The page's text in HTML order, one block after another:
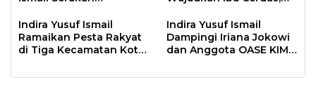
Kota Makassar
Indira Yusuf Ismail
Ramaikan Pesta Rakyat
di Tiga Kecamatan Kota
Indira Yusuf Ismail
Dampingi Iriana Jokowi
dan Anggota OASE KIM
di Makassar